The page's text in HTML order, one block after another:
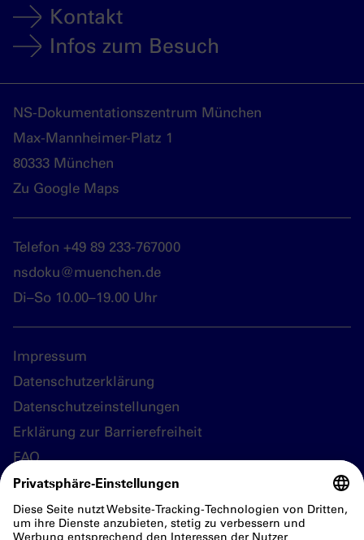
Kontakt
Infos zum Besuch
NS-Dokumentationszentrum München
Max-Mannheimer-Platz 1
80333 München
Zu Google Maps
Telefon +49 89 233-767000
nsdoku@muenchen.de
Di–So 10.00–19.00 Uhr
Impressum
Datenschutzerklärung
Datenschutzeinstellungen
Erklärung zur Barrierefreiheit
FAQ
Folgen Sie uns